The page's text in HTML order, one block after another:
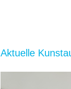
Aktuelle